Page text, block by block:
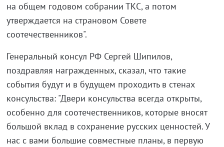
на общем годовом собрании ТКС, а потом
утверждается на страновом Совете
соотечественников".
Генеральный консул РФ Сергей Шипилов,
поздравляя награжденных, сказал, что такие
события будут и в будущем проходить в стенах
консульства: "Двери консульства всегда открыты,
особенно для соотечественников, которые вносят
большой вклад в сохранение русских ценностей. У
нас с вами большие совместные планы, в первую